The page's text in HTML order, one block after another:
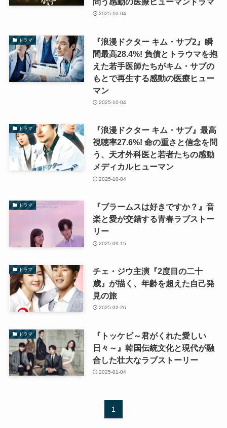
2025-10-04
ドラマ
『浪漫ドクター キム・サブ2』瞬
間最高28.4%! 負債とトラウマを抱
えた若手医師たちがキム・サブの
もとで再生する感動の医療ヒュー
マン
2025-10-04
ドラマ
『浪漫ドクター キム・サブ』最高
視聴率27.6%! 命の重さと信念を問
う、天才外科医と若者たちの感動
メディカルヒューマン
2025-10-04
ドラマ
『ブラームスは好きですか？』音
楽と愛が交錯する青春ラブストー
リー
2025-09-15
ドラマ
チェ・ジウ主演『2度目の二十
歳』が描く、年齢を超えた自己発
見の旅
2025-02-26
ドラマ
『トッケビ～君がくれた愛しい
日々～』韓国伝統文化と現代が融
合した壮大なラブストーリー
2025-01-04
1